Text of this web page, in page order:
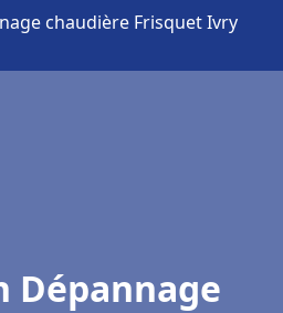
chaudière Frisquet Ivry